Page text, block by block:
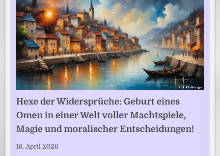
Hexe der Widersprüche: Geburt eines
Omen in einer Welt voller Machtspiele,
Magie und moralischer Entscheidungen!
16. April 2026